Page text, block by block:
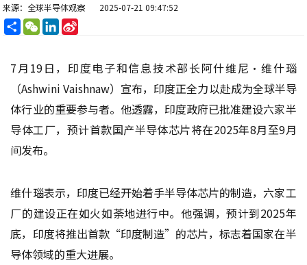
来源：全球半导体观察 2025-07-21 09:47:52
分
享
WeChatLinkedIn
7月19日，印度电子和信息技术部长阿什维尼·维什瑙
（Ashwini Vaishnaw）宣布，印度正全力以赴成为全球半导
体行业的重要参与者。他透露，印度政府已批准建设六家半
导体工厂，预计首款国产半导体芯片将在2025年8月至9月
间发布。
维什瑙表示，印度已经开始着手半导体芯片的制造，六家工
厂的建设正在如火如荼地进行中。他强调，预计到2025年
底，印度将推出首款“印度制造”的芯片，标志着国家在半
导体领域的重大进展。